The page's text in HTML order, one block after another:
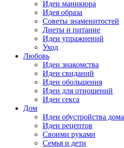
Идеи маникюра
Идея образа
Советы знаменитостей
Диеты и питание
Идеи упражнений
Уход
Любовь
Идеи знакомства
Идеи свиданий
Идеи обольщения
Идеи для отношений
Идеи секса
Дом
Идеи обустройства дома
Идеи рецептов
Своими руками
Семья и дети